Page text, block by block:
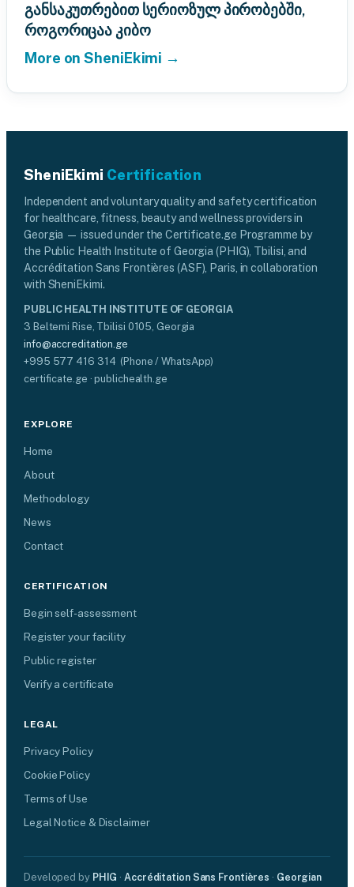
განსაკუთრებით სერიოზულ პირობებში,
როგორიცაა კიბო
More on SheniEkimi →
SheniEkimi Certification
Independent and voluntary quality and safety certification
for healthcare, fitness, beauty and wellness providers in
Georgia — issued under the Certificate.ge Programme by
the Public Health Institute of Georgia (PHIG), Tbilisi, and
Accréditation Sans Frontières (ASF), Paris, in collaboration
with SheniEkimi.
PUBLIC HEALTH INSTITUTE OF GEORGIA
3 Beltemi Rise, Tbilisi 0105, Georgia
info@accreditation.ge
+995 577 416 314 (Phone / WhatsApp)
certificate.ge · publichealth.ge
EXPLORE
Home
About
Methodology
News
Contact
CERTIFICATION
Begin self-assessment
Register your facility
Public register
Verify a certificate
LEGAL
Privacy Policy
Cookie Policy
Terms of Use
Legal Notice & Disclaimer
Developed by PHIG ·Accréditation Sans Frontières · Georgian